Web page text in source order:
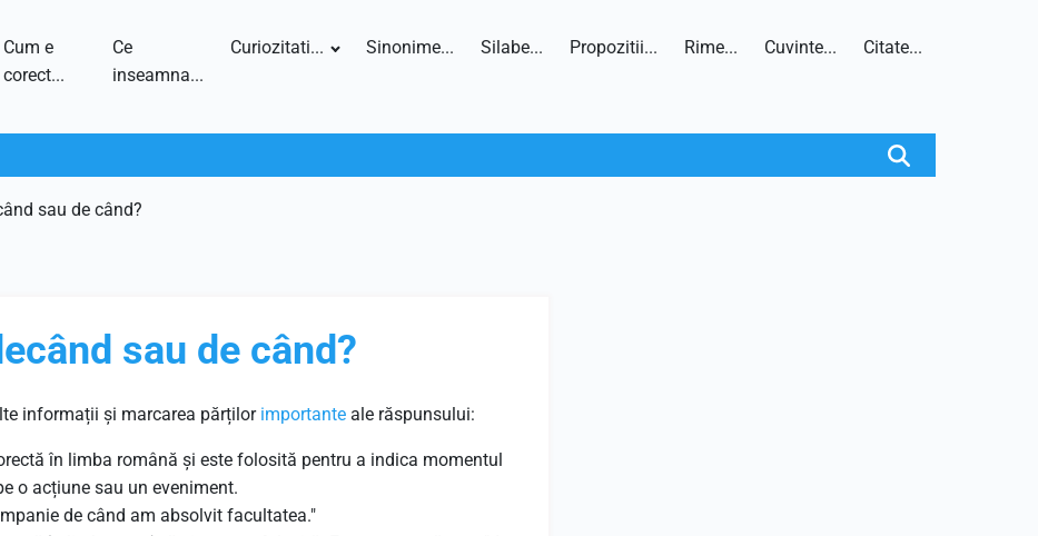
Cum e
corect...
Ce
inseamna...
Curiozitati... Sinonime... Silabe... Propozitii... Rime... Cuvinte... Citate...
sau de când?
sau de când?
informații și marcarea părților importante ale răspunsului:
în limba română și este folosită pentru a indica momentul
o acțiune sau un eveniment.
de când am absolvit facultatea."